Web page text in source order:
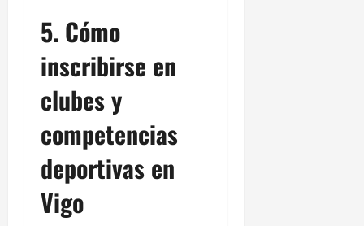
5. Cómo
inscribirse en
clubes y
competencias
deportivas en
Vigo